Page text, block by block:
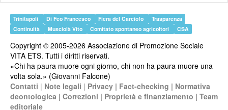
Trinitapoli Di Feo Francesco Fiera del Carciofo
Trasparenza
Continuità
Musciolà Vito Comitato spontaneo agricoltori CSA
Copyright © 2005-2026 Associazione di Promozione Sociale
VITA ETS. Tutti i diritti riservati.
«Chi ha paura muore ogni giorno, chi non ha paura muore una
volta sola.» (Giovanni Falcone)
Contatti | Note legali | Privacy | Fact-checking | Normativa
deontologica | Correzioni | Proprietà e finanziamento | Team
editoriale